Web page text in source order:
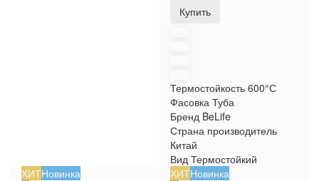
Купить
Термостойкость 600°С
Фасовка Туба
Бренд BeLife
Страна производитель
Китай
Вид Термостойкий
ХИТНовинка ХИТНовинка